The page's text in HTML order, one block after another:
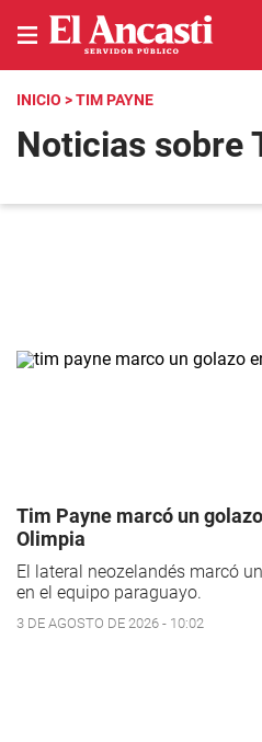
INICIO > TIM PAYNE
Noticias sobre
Tim Payne marcó un
Olimpia
El lateral neozelandés marcó
en el equipo paraguayo.
3 DE AGOSTO DE 2026 - 10:02